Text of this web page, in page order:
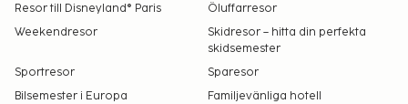
eller vårdnadshavares rum om inga extrasängar
används.
Resor till Disneyland® Paris
Öluffarresor
Weekendresor
Skidresor – hitta din perfekta
skidsemester
Sportresor
Sparesor
Bilsemester i Europa
Familjevänliga hotell